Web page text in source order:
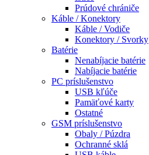
Prúdové chrániče
Káble / Konektory
Káble / Vodiče
Konektory / Svorky
Batérie
Nenabíjacie batérie
Nabíjacie batérie
PC príslušenstvo
USB kľúče
Pamäťové karty
Ostatné
GSM príslušenstvo
Obaly / Púzdra
Ochranné sklá